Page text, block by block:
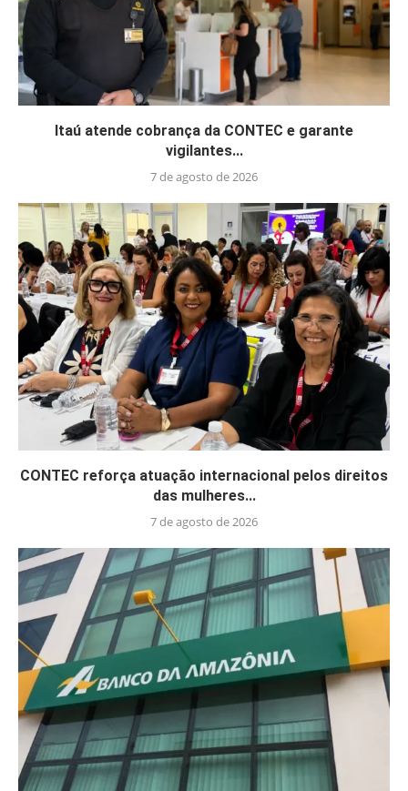
Itaú atende cobrança da CONTEC e garante
vigilantes...
7 de agosto de 2026
CONTEC reforça atuação internacional pelos direitos
das mulheres...
7 de agosto de 2026